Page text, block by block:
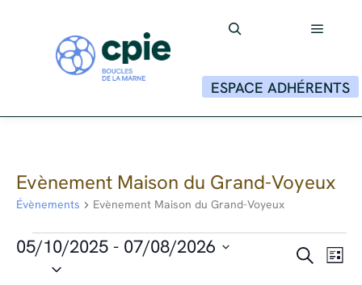
ESPACE ADHÉRENTS
Evènement Maison du Grand-Voyeux
Évènements Evènement Maison du Grand-Voyeux
Évènements Recherche
Liste
05/10/2025 - 07/08/2026
Sélectionnez